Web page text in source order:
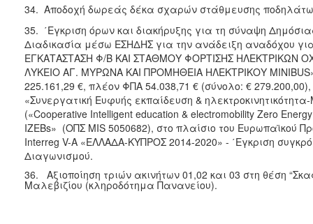
34. Αποδοχή δωρεάς δέκα σχαρών στάθμευσης
35. ΄Εγκριση όρων και διακήρυξης για τη σύναψη
Διαδικασία μέσω ΕΣΗΔΗΣ για την ανάδειξη αναδόχου
ΕΓΚΑΤΑΣΤΑΣΗ Φ/Β ΚΑΙ ΣΤΑΘΜΟΥ ΦΟΡΤΙΣΗΣ ΗΛΕΚΤΡΙΚΩΝ
ΛΥΚΕΙΟ ΑΓ. ΜΥΡΩΝΑ ΚΑΙ ΠΡΟΜΗΘΕΙΑ ΗΛΕΚΤΡΙΚΟΥ
225.161,29 €, πλέον ΦΠΑ 54.038,71 € (σύνολο: €
«Συνεργατική Ευφυής εκπαίδευση &
(«Cooperative Intelligent education & electromobility Zero
IZEBs» (ΟΠΣ MIS 5050682), στο πλαίσιο του Ευρωπαϊκού
Interreg V-A «ΕΛΛΑΔΑ-ΚΥΠΡΟΣ 2014-2020» - ΄Εγκριση
Διαγωνισμού.
36. Αξιοποίηση τριών ακινήτων 01,02 και 03 στη θέση
Μαλεβιζίου (κληροδότημα Πανανείου).